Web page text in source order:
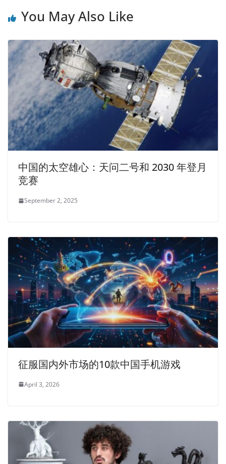
You May Also Like
中国的太空雄心：天问二号和 2030 年登月
竞赛
September 2, 2025
征服国内外市场的10款中国手机游戏
April 3, 2026